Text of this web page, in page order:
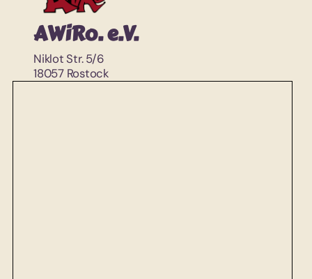
AWiRo. e.V.
Niklot Str. 5/6
18057 Rostock